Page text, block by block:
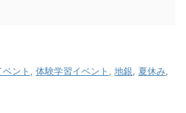
ント 体験学習イベント 地銀 夏休み